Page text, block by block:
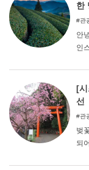
한
지
관
안
인
후
며,
다.
찍
[시
선
관
벚
되
시